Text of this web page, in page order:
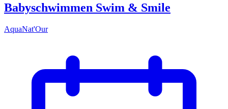
Babyschwimmen Swim & Smile
AquaNat'Our